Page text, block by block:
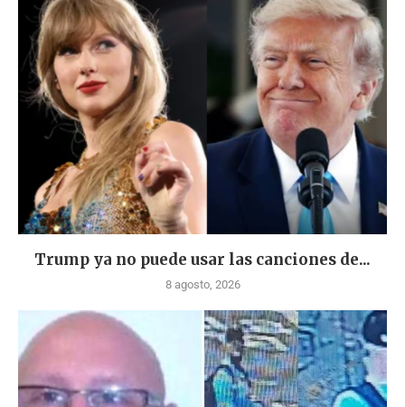
Trump ya no puede usar las canciones de...
8 agosto, 2026